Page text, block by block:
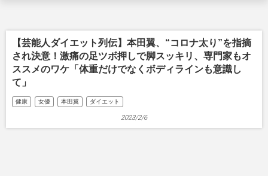
【芸能人ダイエット列伝】本田翼、“コロナ太り”を指摘
され決意！激痛の足ツボ押しで脚スッキリ、専門家もオ
ススメのワケ「体重だけでなくボディラインも意識し
て」
健康 女優 本田翼 ダイエット
2023/2/6